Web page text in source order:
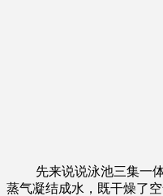
先来说说泳池三集一体
蒸气凝结成水，既干燥了